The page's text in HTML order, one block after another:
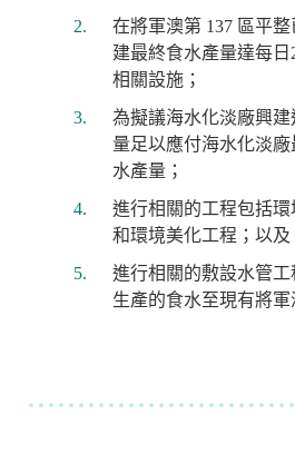
在將軍澳第 137 區平
建最終食水產量達每
相關設施；
為擬議海水化淡廠興
量足以應付海水化淡
水產量；
進行相關的工程包括
和環境美化工程；以及
進行相關的敷設水管
生產的食水至現有將軍